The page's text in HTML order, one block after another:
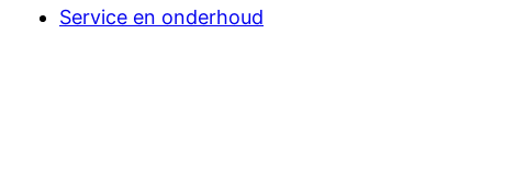
Service en onderhoud